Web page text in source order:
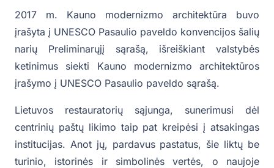
2017 m. Kauno modernizmo architektūra buvo
įrašyta į UNESCO Pasaulio paveldo konvencijos šalių
narių Preliminarųjį sąrašą, išreiškiant valstybės
ketinimus siekti Kauno modernizmo architektūros
įrašymo į UNESCO Pasaulio paveldo sąrašą.
Lietuvos restauratorių sąjunga, sunerimusi dėl
centrinių paštų likimo taip pat kreipėsi į atsakingas
institucijas. Anot jų, pardavus pastatus, šie liktų be
turinio, istorinės ir simbolinės vertės, o naujoje